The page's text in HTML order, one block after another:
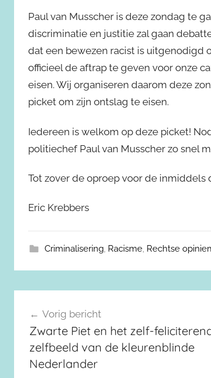
Paul van Musscher is deze zondag te
discriminatie en justitie zal gaan
dat een bewezen racist is uitgenodigd
officieel de aftrap te geven voor onze
eisen. Wij organiseren daarom deze
picket om zijn ontslag te eisen.
Iedereen is welkom op deze picket!
politiechef Paul van Musscher zo snel
Tot zover de oproep voor de inmiddels
Eric Krebbers
Criminalisering, Racisme, Rechtse
Berichtnavigatie
Vorig bericht
Zwarte Piet en het zelf-
zelfbeeld van de kleurenblinde
Nederlander